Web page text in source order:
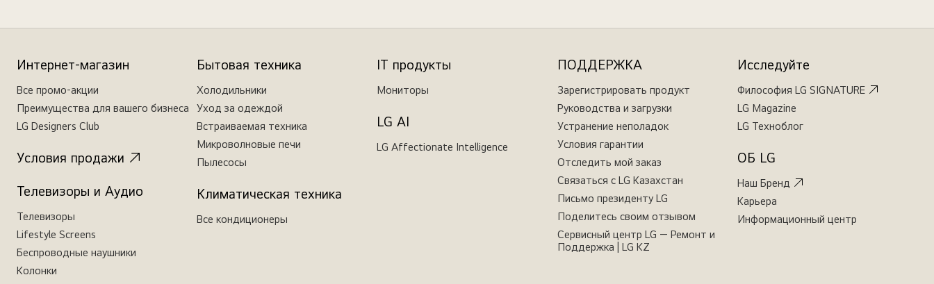
Интернет-магазин
Все промо-акции
Преимущества для вашего бизнеса
LG Designers Club
Условия продажи
Телевизоры и Аудио
Телевизоры
Lifestyle Screens
Беспроводные наушники
Колонки
Бытовая техника
Холодильники
Уход за одеждой
Встраиваемая техника
Микроволновые печи
Пылесосы
Климатическая техника
Все кондиционеры
IT продукты
Мониторы
LG AI
LG Affectionate Intelligence
ПОДДЕРЖКА
Зарегистрировать продукт
Руководства и загрузки
Устранение неполадок
Условия гарантии
Отследить мой заказ
Связаться с LG Казахстан
Письмо президенту LG
Поделитесь своим отзывом
Сервисный центр LG — Ремонт и
Поддержка | LG KZ
Исследуйте
Философия LG SIGNATURE
LG Magazine
LG Техноблог
ОБ LG
Наш Бренд
Карьера
Информационный центр